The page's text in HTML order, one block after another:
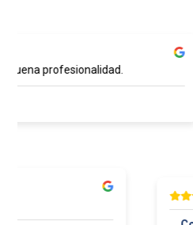
profesionalidad.